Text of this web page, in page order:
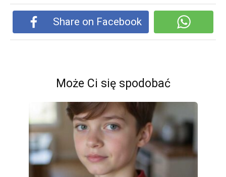
Share on Facebook
Może Ci się spodobać